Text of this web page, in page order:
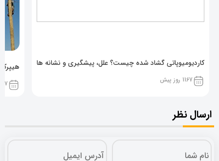
کاردیومیوپاتی گشاد شده چیست؟ علل، پیشگیری و نشانه ها
1167 روز پیش 1167
ارسال نظر